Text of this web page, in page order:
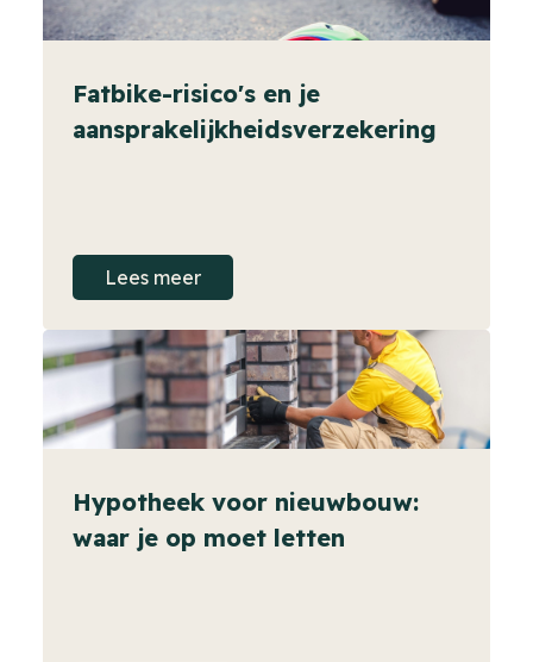
Fatbike-risico's en je
aansprakelijkheidsverzekering
Lees meer
Hypotheek voor nieuwbouw:
waar je op moet letten